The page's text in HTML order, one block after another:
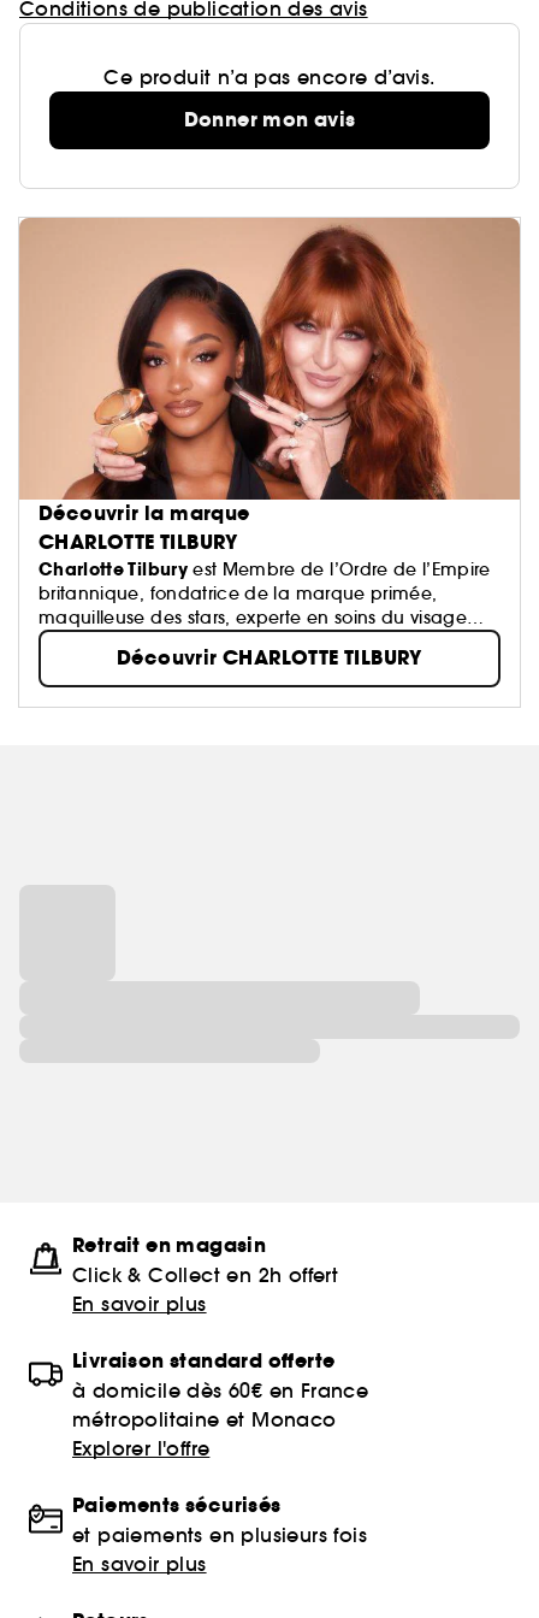
Conditions de publication des avis
Ce produit n’a pas encore d’avis.
Donner mon avis
Découvrir la marque
CHARLOTTE TILBURY
Charlotte Tilburyest Membre de l’Ordre de l’Empire
britannique, fondatrice de la marque primée,
maquilleuse des stars, experte en soins du visage
performants + créatrice de parfums innovants !
Découvrir CHARLOTTE TILBURY
Retrait en magasin
Click & Collect en 2h offert
En savoir plus
Livraison standard offerte
à domicile dès 60€ en France
métropolitaine et Monaco
Explorer l'offre
Paiements sécurisés
et paiements en plusieurs fois
En savoir plus